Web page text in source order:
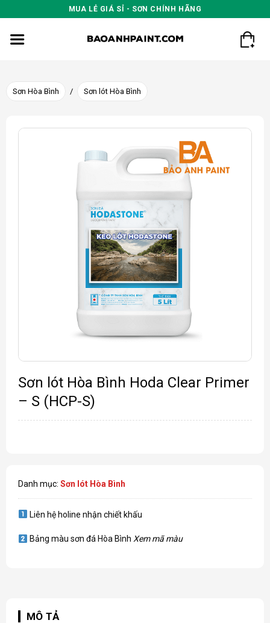
to
content
MUA LẺ GIÁ SỈ - SƠN CHÍNH HÃNG
Sơn Hòa Bình / Sơn lót Hòa Bình
Sơn lót Hòa Bình Hoda Clear Primer
– S (HCP-S)
Danh mục: Sơn lót Hòa Bình
Liên hệ holine nhận chiết khấu
Bảng màu sơn đá Hòa Bình Xem mã màu
MÔ TẢ